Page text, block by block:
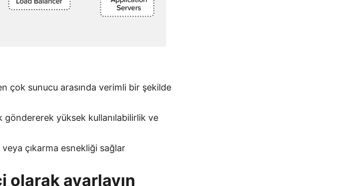
çok sunucu arasında verimli bir şekilde
göndererek yüksek kullanılabilirlik ve
çıkarma esnekliği sağlar
olarak ayarlayın